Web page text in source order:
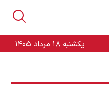
یکشنبه ۱۸ مرداد ۱۴۰۵